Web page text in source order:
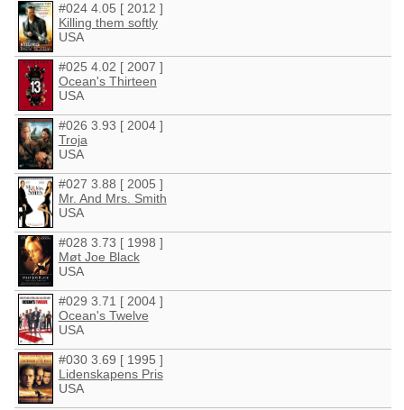
#024 4.05 [ 2012 ]
Killing them softly
USA
#025 4.02 [ 2007 ]
Ocean's Thirteen
USA
#026 3.93 [ 2004 ]
Troja
USA
#027 3.88 [ 2005 ]
Mr. And Mrs. Smith
USA
#028 3.73 [ 1998 ]
Møt Joe Black
USA
#029 3.71 [ 2004 ]
Ocean's Twelve
USA
#030 3.69 [ 1995 ]
Lidenskapens Pris
USA